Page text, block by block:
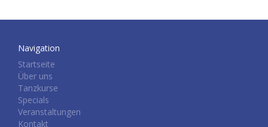
Navigation
Startseite
Über uns
Tanzkurse
Specials
Veranstaltungen
Kontakt